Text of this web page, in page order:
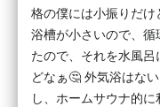
格の僕には小振りだけ
浴槽が小さいので、循
たので、それを水風
どなぁ🤔 外気浴はな
し、ホームサウナ的